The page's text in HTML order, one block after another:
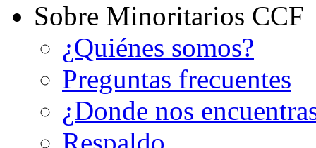
Sobre Minoritarios CCF
¿Quiénes somos?
Preguntas frecuentes
¿Donde nos